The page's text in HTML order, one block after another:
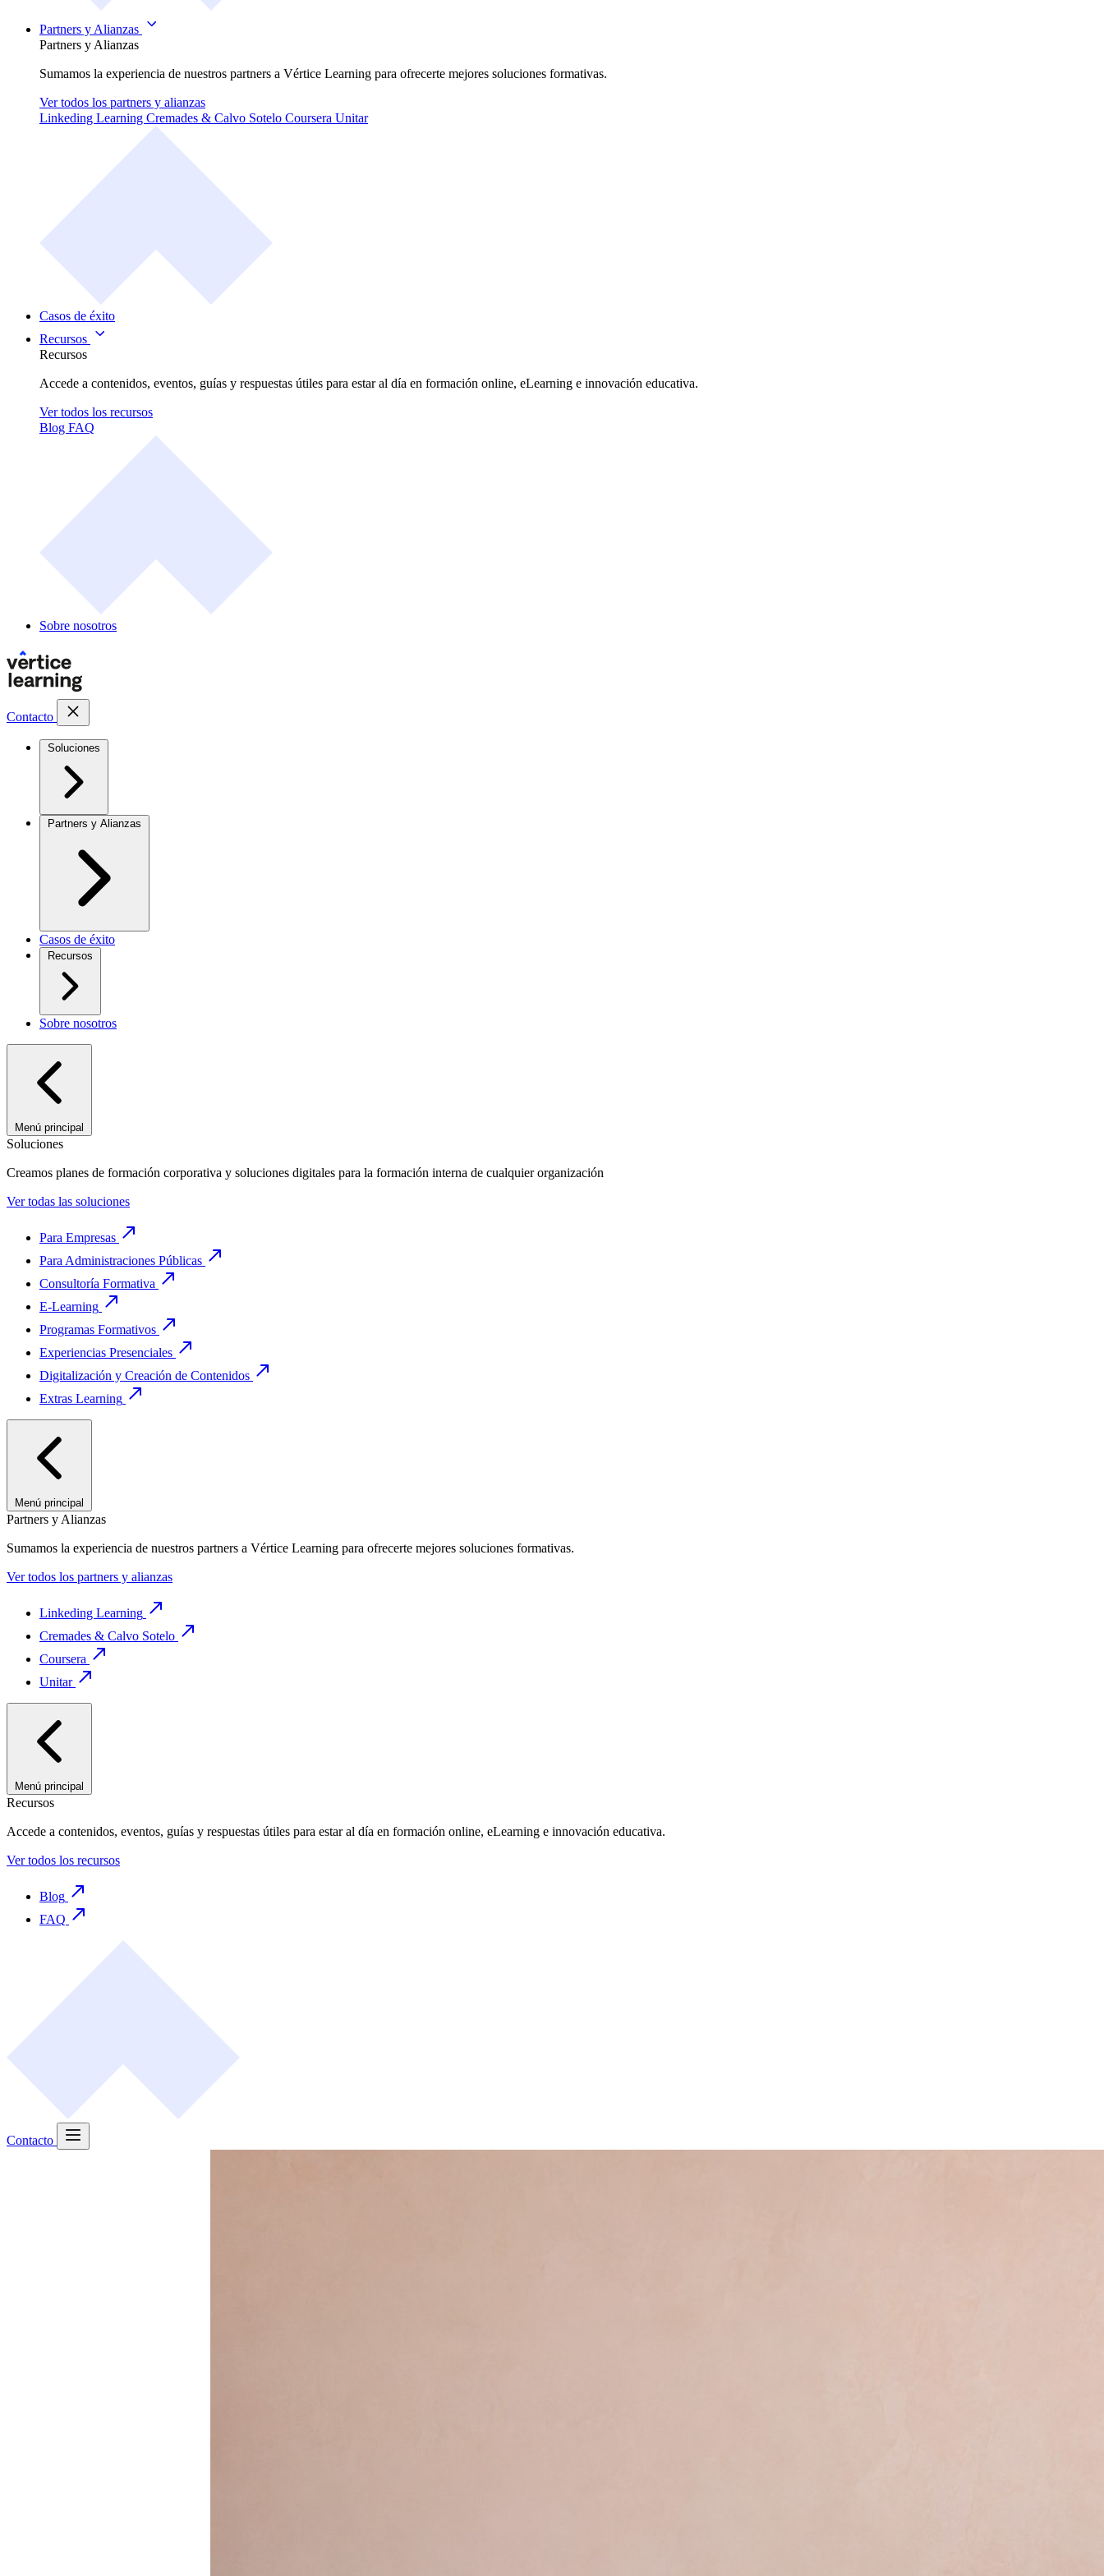
Partners y Alianzas
Partners y Alianzas
Sumamos la experiencia de nuestros partners a Vértice Learning para ofrecerte mejores soluciones formativas.
Ver todos los partners y alianzas
Linkeding Learning Cremades & Calvo Sotelo Coursera Unitar
Casos de éxito
Recursos
Recursos
Accede a contenidos, eventos, guías y respuestas útiles para estar al día en formación online, eLearning e innovación educativa.
Ver todos los recursos
Blog FAQ
Sobre nosotros
Contacto
Soluciones
Partners y Alianzas
Casos de éxito
Recursos
Sobre nosotros
Menú principal
Soluciones
Creamos planes de formación corporativa y soluciones digitales para la formación interna de cualquier organización
Ver todas las soluciones
Para Empresas
Para Administraciones Públicas
Consultoría Formativa
E-Learning
Programas Formativos
Experiencias Presenciales
Digitalización y Creación de Contenidos
Extras Learning
Menú principal
Partners y Alianzas
Sumamos la experiencia de nuestros partners a Vértice Learning para ofrecerte mejores soluciones formativas.
Ver todos los partners y alianzas
Linkeding Learning
Cremades & Calvo Sotelo
Coursera
Unitar
Menú principal
Recursos
Accede a contenidos, eventos, guías y respuestas útiles para estar al día en formación online, eLearning e innovación educativa.
Ver todos los recursos
Blog
FAQ
Contacto